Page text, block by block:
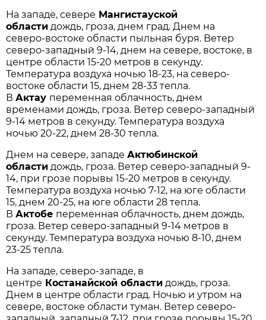
На западе, севере Мангистауской
области дождь, гроза, днем град. Днем на
северо-востоке области пыльная буря. Ветер
северо-западный 9-14, днем на севере, востоке, в
центре области 15-20 метров в секунду.
Температура воздуха ночью 18-23, на северо-
востоке области 15, днем 28-33 тепла.
ВАктау переменная облачность, днем
временами дождь, гроза. Ветер северо-западный
9-14 метров в секунду. Температура воздуха
ночью 20-22, днем 28-30 тепла.
Днем на севере, западеАктюбинской
области дождь, гроза. Ветер северо-западный 9-
14, при грозе порывы 15-20 метров в секунду.
Температура воздуха ночью 7-12, на юге области
15, днем 20-25, на юге области 28 тепла.
ВАктобе переменная облачность, днем дождь,
гроза. Ветер северо-западный 9-14 метров в
секунду. Температура воздуха ночью 8-10, днем
23-25 тепла.
На западе, северо-западе, в
центре Костанайской области дождь, гроза.
Днем в центре области град. Ночью и утром на
севере, востоке области туман. Ветер северо-